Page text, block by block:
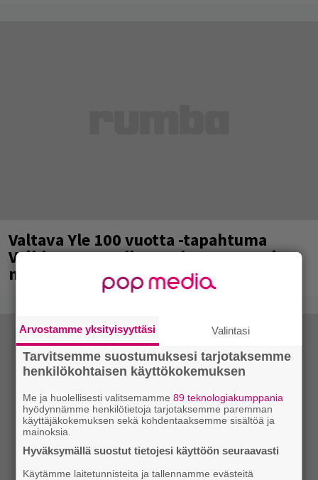
Valtava Yle 100 vuotta -tapahtuma
Veikkaus Arenalla syyskuussa – muista
myös metalliklassikot-konsertti
Arvostamme yksityisyyttäsi Valintasi
Tarvitsemme suostumuksesi tarjotaksemme
henkilökohtaisen käyttökokemuksen
Me ja huolellisesti valitsemamme89 teknologiakumppania
hyödynnämme henkilötietoja tarjotaksemme paremman
käyttäjäkokemuksen sekä kohdentaaksemme sisältöä ja
mainoksia.
Hyväksymällä suostut tietojesi käyttöön seuraavasti
Käytämme laitetunnisteita ja tallennamme evästeitä